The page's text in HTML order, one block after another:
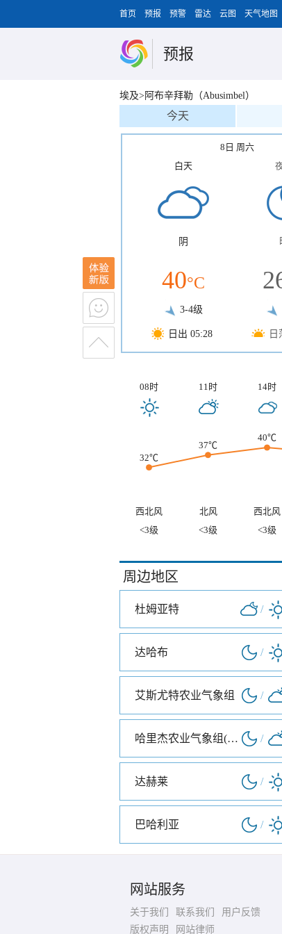
首页 预报 预警 雷达 云图 天气地图
预报
埃及>阿布辛拜勒（Abusimbel）
今天
8日 周六
白天
阴
40°C
3-4级
日出 05:28 日
08时 11时 14时
32℃
37℃
40℃
西北风 北风 西北风
<3级
<3级 <3级
周边地区
杜姆亚特 /
达哈布 /
艾斯尤特农业气象组 /
哈里杰农业气象组(哈里杰农业气象站) /
达赫莱 /
巴哈利亚 /
网站服务
关于我们 联系我们
用户反馈
版权声明
网站律师